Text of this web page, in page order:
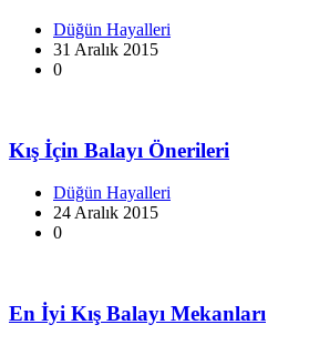
Düğün Hayalleri
31 Aralık 2015
0
Kış İçin Balayı Önerileri
Düğün Hayalleri
24 Aralık 2015
0
En İyi Kış Balayı Mekanları